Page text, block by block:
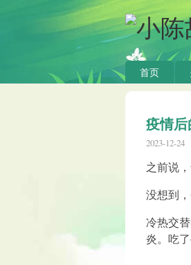
首页
疫情
2023-12-24
之前说
没想到
冷热交
炎。吃